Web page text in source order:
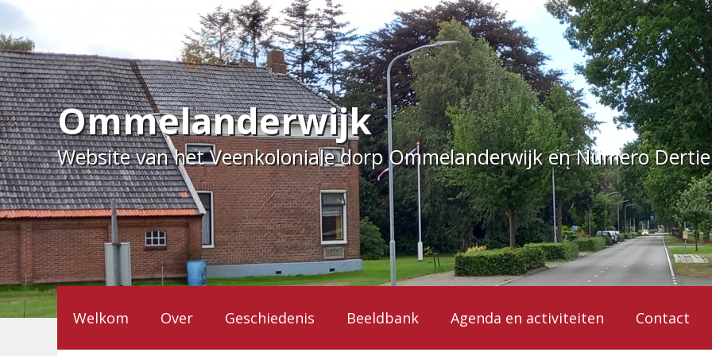
Ga
de
inhoud
Ommelanderwijk
Website van het Veenkoloniale dorp Ommelanderwijk en Numero
Welkom Over Geschiedenis Beeldbank Agenda en activiteiten Contact